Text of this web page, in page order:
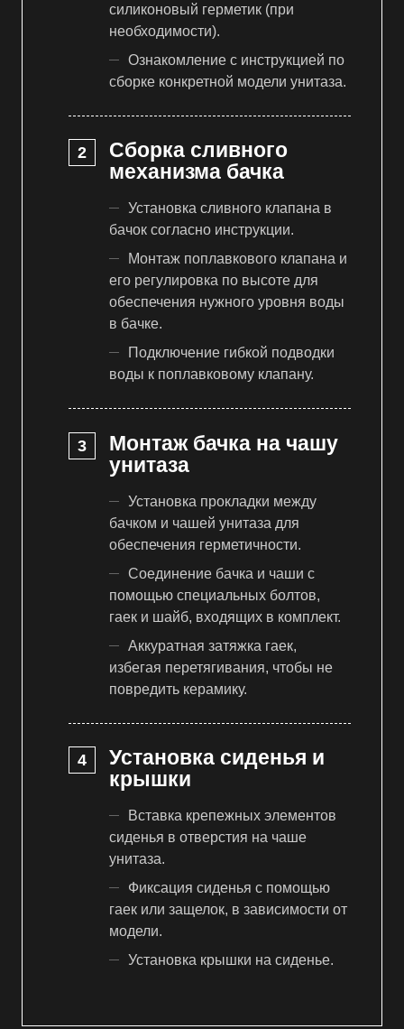
силиконовый герметик (при
необходимости).
Ознакомление с инструкцией по
сборке конкретной модели унитаза.
Сборка сливного
механизма бачка
Установка сливного клапана в
бачок согласно инструкции.
Монтаж поплавкового клапана и
его регулировка по высоте для
обеспечения нужного уровня воды
в бачке.
Подключение гибкой подводки
воды к поплавковому клапану.
Монтаж бачка на чашу
унитаза
Установка прокладки между
бачком и чашей унитаза для
обеспечения герметичности.
Соединение бачка и чаши с
помощью специальных болтов,
гаек и шайб, входящих в комплект.
Аккуратная затяжка гаек,
избегая перетягивания, чтобы не
повредить керамику.
Установка сиденья и
крышки
Вставка крепежных элементов
сиденья в отверстия на чаше
унитаза.
Фиксация сиденья с помощью
гаек или защелок, в зависимости от
модели.
Установка крышки на сиденье.